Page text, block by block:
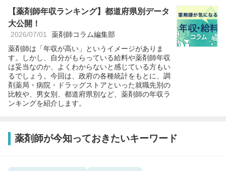
【薬剤師年収ランキング】都道府県別データ
大公開！
2026/07/01 薬剤師コラム編集部
薬剤師は「年収が高い」というイメージがありま
す。しかし、自分がもらっている給料や薬剤師年収
は妥当なのか、よくわからないと感じている方もい
るでしょう。今回は、政府の各種統計をもとに、調
剤薬局・病院・ドラッグストアといった就職先別の
比較や、男女別、都道府県別など、薬剤師の年収ラ
ンキングを紹介します。
薬剤師が今知っておきたいキーワード